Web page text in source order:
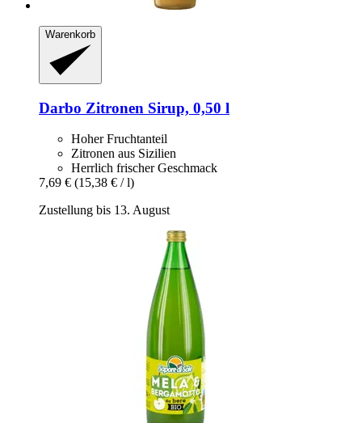
Warenkorb
Darbo Zitronen Sirup, 0,50 l
Hoher Fruchtanteil
Zitronen aus Sizilien
Herrlich frischer Geschmack
7,69 € (15,38 € / l)
Zustellung bis 13. August